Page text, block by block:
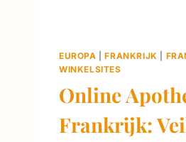
EUROPA |FRANKRIJK
WINKELSITES
Online
Frankrijk: